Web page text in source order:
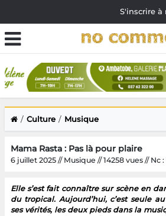
S'inscrire
Culture Musique
Mama Rasta : Pas là pour plaire
6 juillet 2025 // Musique // 14258 vues // Nc :
Elle s’est fait connaître sur scène en
du tropical. Aujourd’hui, c’est seule
ses vérités, les deux pieds dans la